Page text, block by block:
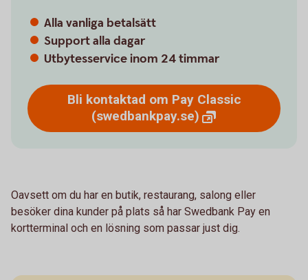
Alla vanliga betalsätt
Support alla dagar
Utbytesservice inom 24 timmar
Bli kontaktad om Pay Classic
(swedbankpay.se)
Oavsett om du har en butik, restaurang, salong eller
besöker dina kunder på plats så har Swedbank Pay en
kortterminal och en lösning som passar just dig.